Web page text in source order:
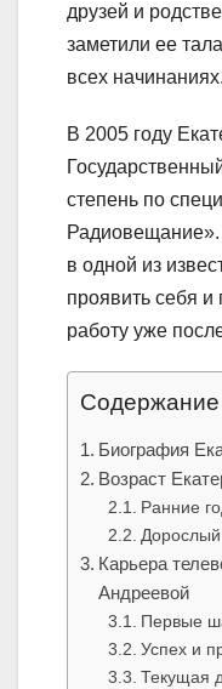
друзей и
заметили ее
всех начинаниях.
В 2005 году
степень по
в одной из
проявить себя
работу уже
Содержание
Биография
Возраст
Ранние
Дорослый
Карьера
Андреевой
Первые
Успех и
Текущая